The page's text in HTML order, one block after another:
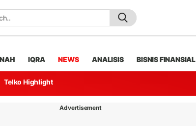
IQRA NEWS ANALISIS BISNIS FINANSIAL
Telko Highlight
Advertisement